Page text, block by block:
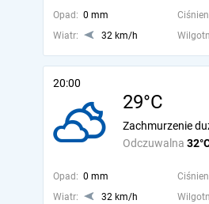
Opad: 0 mm
Wiatr:
32 km/h
20:00
29°C
Odczuwalna
Zachmurzenie
Opad: 0 mm
Wiatr:
32 km/h